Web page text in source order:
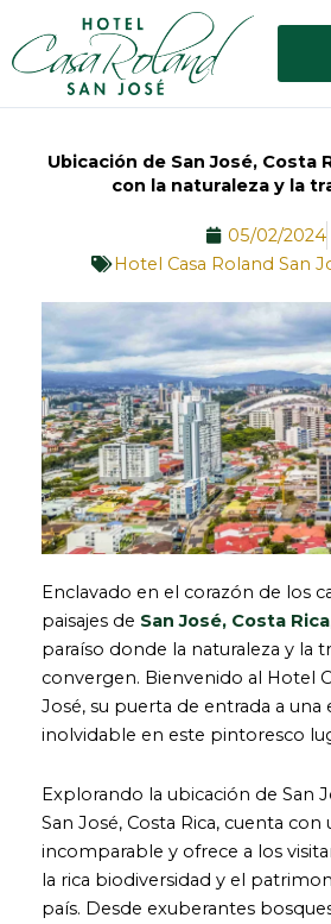
contenido
Ubicación de San José, Costa
con la naturaleza y la
05/02/2024
Hotel Casa Roland San
Enclavado en el corazón de los
paisajes de San José, Costa Rica
paraíso donde la naturaleza y la
convergen. Bienvenido al Hotel
José, su puerta de entrada a una
inolvidable en este pintoresco
Explorando la ubicación de San
San José, Costa Rica, cuenta
incomparable y ofrece a los
la rica biodiversidad y el
país. Desde exuberantes